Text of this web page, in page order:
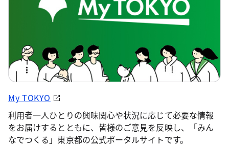
My TOKYO
利用者一人ひとりの興味関心や状況に応じて必要な情報
をお届けするとともに、皆様のご意見を反映し、「みん
なでつくる」東京都の公式ポータルサイトです。